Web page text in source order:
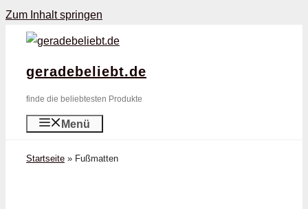
Zum Inhalt springen
geradebeliebt.de
finde die beliebtesten Produkte
Menü
Startseite » Fußmatten